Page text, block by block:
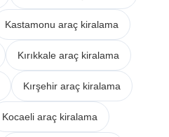
Kastamonu araç kiralama
Kırıkkale araç kiralama
Kırşehir araç kiralama
Kocaeli araç kiralama